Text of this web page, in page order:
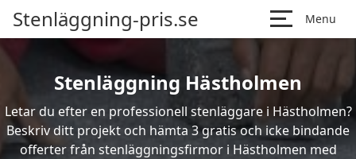
Stenläggning-pris.se Menu
Stenläggning Hästholmen
Letar du efter en professionell stenläggare i Hästholmen?
Beskriv ditt projekt och hämta 3 gratis och icke bindande
offerter från stenläggningsfirmor i Hästholmen med